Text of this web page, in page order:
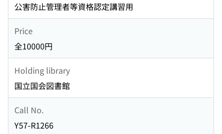
公害防止管理者等資格認定講習用
Price
全10000円
Holding library
国立国会図書館
Call No.
Y57-R1266